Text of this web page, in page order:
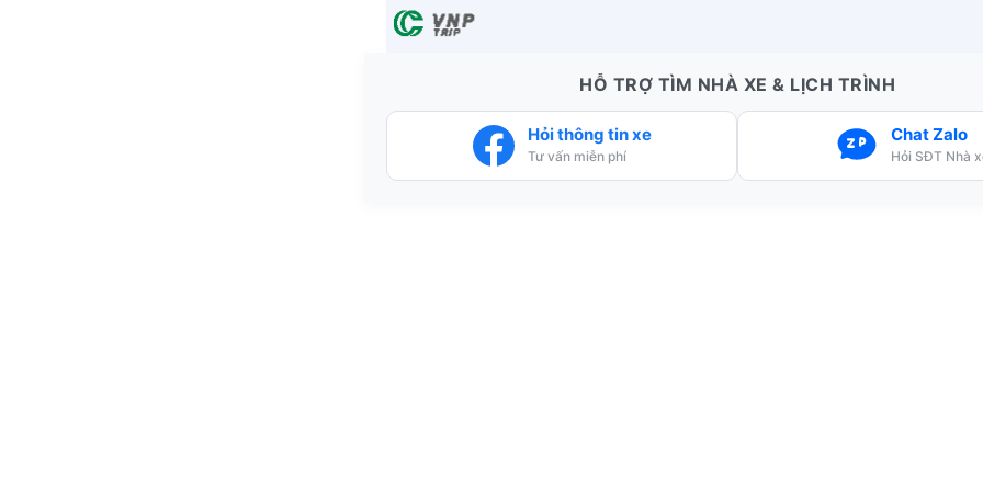
HỖ TRỢ TÌM NHÀ XE & LỊCH TRÌNH
Hỏi thông tin xe
Tư vấn miễn phí
Chat Zalo
Hỏi SĐT Nhà